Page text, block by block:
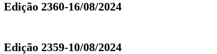
Edição 2360-16/08/2024
Edição 2359-10/08/2024